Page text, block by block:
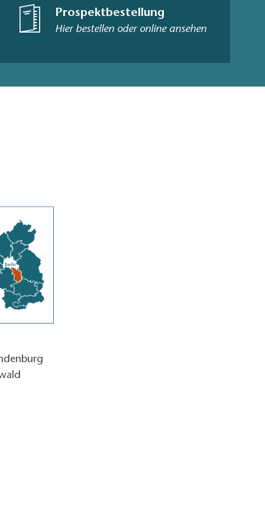
Prospektbestellung
Hier bestellen oder online ansehen